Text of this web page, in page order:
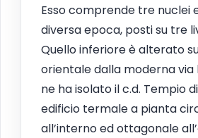
Esso comprende tre nuclei
diversa epoca, posti su tre
Quello inferiore è alterato
orientale dalla moderna
ne ha isolato il c.d. Tempio
edificio termale a pianta
all’interno ed ottagonale